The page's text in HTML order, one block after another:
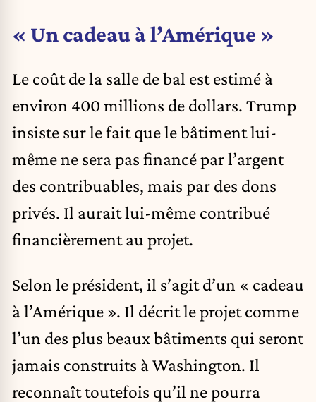
« Un cadeau à l’Amérique »
Le coût de la salle de bal est estimé à
environ 400 millions de dollars. Trump
insiste sur le fait que le bâtiment lui-
même ne sera pas financé par l’argent
des contribuables, mais par des dons
privés. Il aurait lui-même contribué
financièrement au projet.
Selon le président, il s’agit d’un « cadeau
à l’Amérique ». Il décrit le projet comme
l’un des plus beaux bâtiments qui seront
jamais construits à Washington. Il
reconnaît toutefois qu’il ne pourra